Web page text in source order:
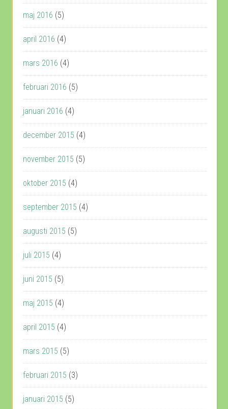
maj 2016 (5)
april 2016 (4)
mars 2016 (4)
februari 2016 (5)
januari 2016 (4)
december 2015 (4)
november 2015 (5)
oktober 2015 (4)
september 2015 (4)
augusti 2015 (5)
juli 2015 (4)
juni 2015 (5)
maj 2015 (4)
april 2015 (4)
mars 2015 (5)
februari 2015 (3)
januari 2015 (5)